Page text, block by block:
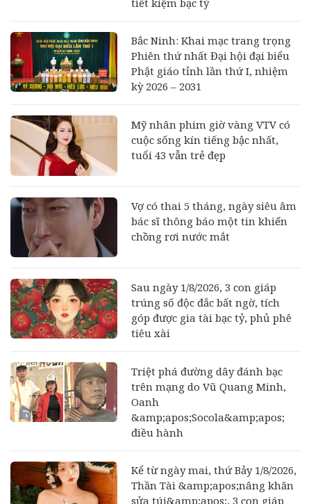
Bắc Ninh: Khai mạc trang trọng
Phiên thứ nhất Đại hội đại biểu
Phật giáo tỉnh lần thứ I, nhiệm
kỳ 2026 – 2031
Mỹ nhân phim giờ vàng VTV có
cuộc sống kín tiếng bậc nhất,
tuổi 43 vẫn trẻ đẹp
Vợ có thai 5 tháng, ngày siêu âm
bác sĩ thông báo một tin khiến
chồng rơi nước mắt
Sau ngày 1/8/2026, 3 con giáp
trúng số độc đắc bất ngờ, tích
góp được gia tài bạc tỷ, phủ phê
tiêu xài
Triệt phá đường dây đánh bạc
trên mạng do Vũ Quang Minh,
Oanh
&amp;apos;Socola&amp;apos;
điều hành
Kể từ ngày mai, thứ Bảy 1/8/2026,
Thần Tài &amp;apos;nâng khăn
sửa túi&amp;apos;, 3 con giáp